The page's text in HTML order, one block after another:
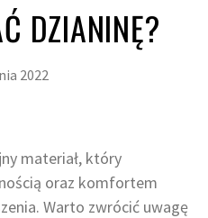
DZIANINĘ?
2022
materiał, który
oraz komfortem
Warto zwrócić uwagę